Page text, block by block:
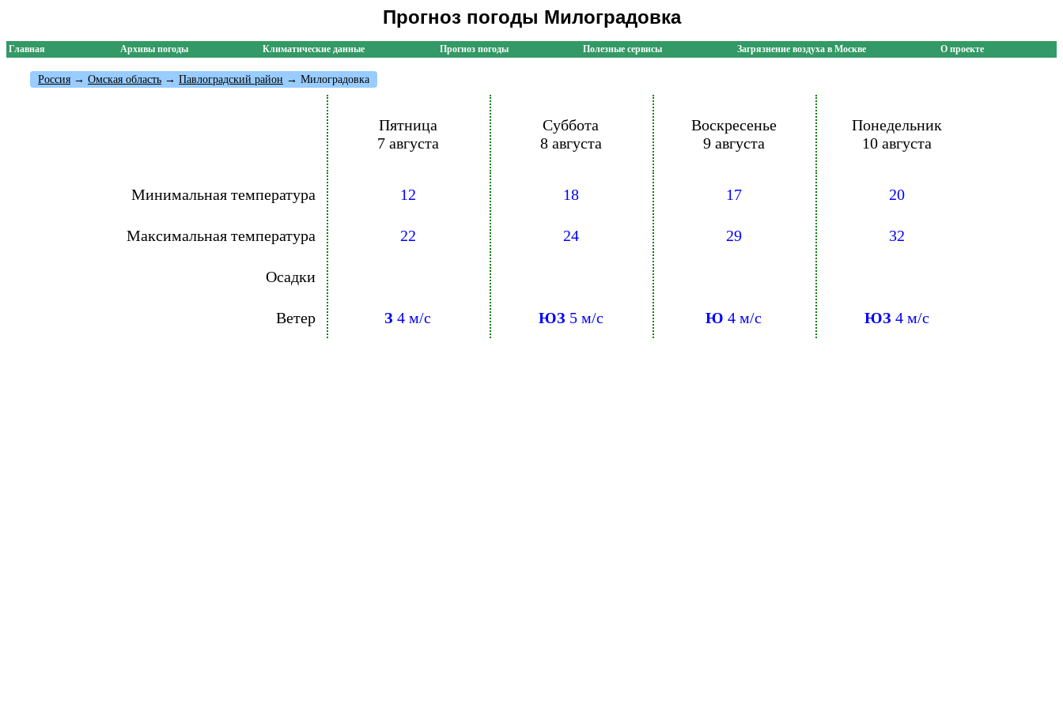
Прогноз погоды Милоградовка
Главная Архивы погоды Климатические данные Прогноз погоды Полезные сервисы Загрязнение воздуха в Москве О проекте
Россия → Омская область → Павлоградский район → Милоградовка
Пятница
7 августа
Суббота
8 августа
Воскресенье
9 августа
Понедельник
10 августа
Минимальная температура 12 18 17 20
Максимальная температура 22 24 29 32
Осадки
Ветер З 4 м/с ЮЗ 5 м/с Ю 4 м/с ЮЗ 4 м/с